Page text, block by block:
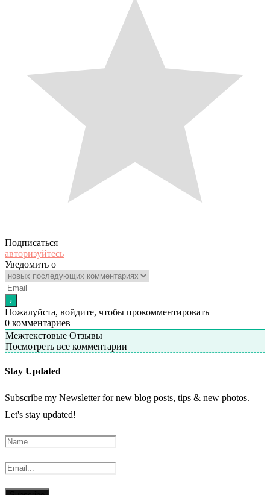
Подписаться
авторизуйтесь
Уведомить о
Пожалуйста, войдите, чтобы прокомментировать
0 комментариев
Межтекстовые Отзывы
Посмотреть все комментарии
Stay Updated
Subscribe my Newsletter for new blog posts, tips & new photos.
Let's stay updated!